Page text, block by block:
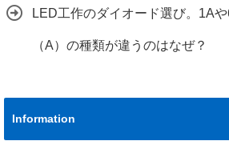
LED工作のダイオード選び。1A
（A）の種類が違うのはなぜ？
Information